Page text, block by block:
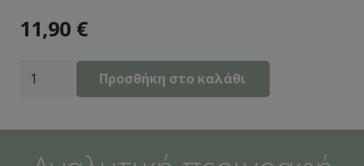
11,90 €
Πετσέτα
80X150
Προσθήκη στο καλάθι